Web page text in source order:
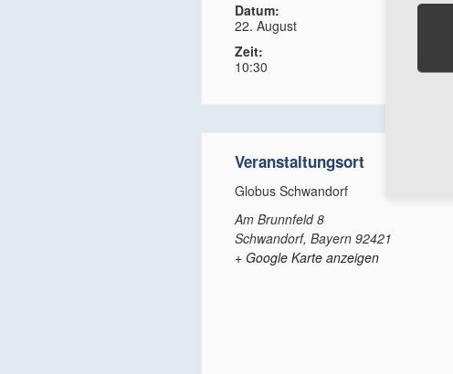
Datum:
22. August
Zeit:
10:30
Veranstaltungsort
Globus Schwandorf
Am Brunnfeld 8
Schwandorf, Bayern 92421
+ Google Karte anzeigen